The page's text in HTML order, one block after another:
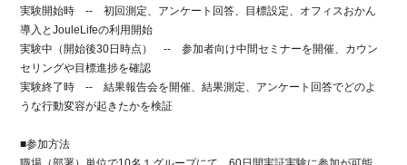
実験開始時 -- 初回測定、アンケート回答、目標設定、オフィスおかん
導入とJouleLifeの利用開始
実験中（開始後30日時点） -- 参加者向け中間セミナーを開催、カウン
セリングや目標進捗を確認
実験終了時 -- 結果報告会を開催、結果測定、アンケート回答でどのよ
うな行動変容が起きたかを検証
■参加方法